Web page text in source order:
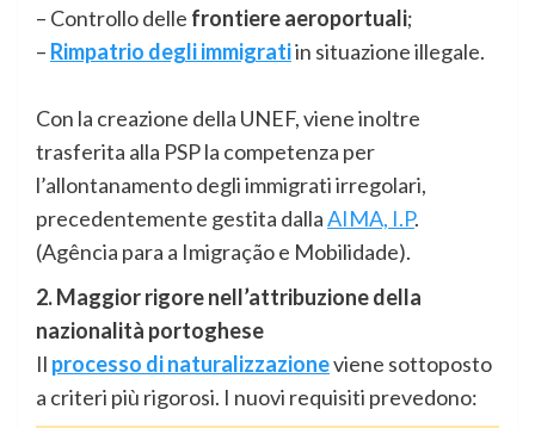
– Controllo delle frontiere aeroportuali;
– Rimpatrio degli immigratiin situazione illegale.
Con la creazione della UNEF, viene inoltre
trasferita alla PSP la competenza per
l’allontanamento degli immigrati irregolari,
precedentemente gestita dallaAIMA, I.P.
(Agência para a Imigração e Mobilidade).
2. Maggior rigore nell’attribuzione della
nazionalità portoghese
Il processo di naturalizzazioneviene sottoposto
a criteri più rigorosi. I nuovi requisiti prevedono: